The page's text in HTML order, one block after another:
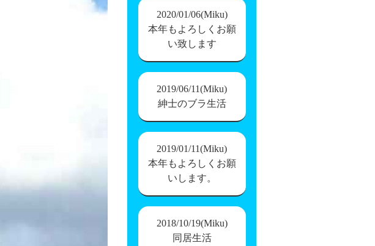
2020/01/06(Miku)
本年もよろしくお願
い致します
2019/06/11(Miku)
紳士のブラ生活
2019/01/11(Miku)
本年もよろしくお願
いします。
2018/10/19(Miku)
同居生活